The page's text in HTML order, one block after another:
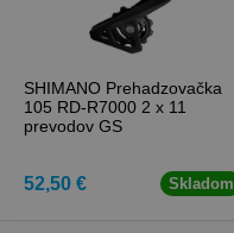
SHIMANO Prehadzovačka
105 RD-R7000 2 x 11
prevodov GS
52,50 € Skladom